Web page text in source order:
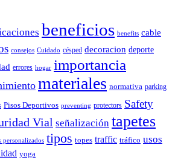
beneficios benefits cable
consejos Cuidado césped decoracion deporte
errores hogar importancia
materiales normativa parking
Pisos Deportivos preventing protectors Safety
Vial señalización tapetes
personalizados tipos topes traffic tráfico usos
yoga